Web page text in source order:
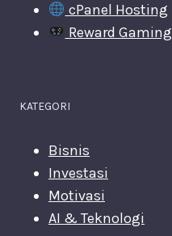
cPanel Hosting
Reward Gaming
KATEGORI
Bisnis
Investasi
Motivasi
AI & Teknologi